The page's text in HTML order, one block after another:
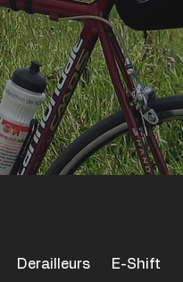
Derailleurs E-Shift